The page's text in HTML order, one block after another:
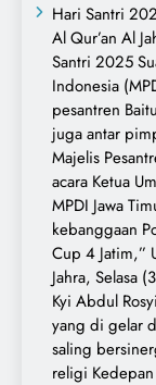
Hari Santri
Al Qur’an Al
Santri 2025
Indonesia
pesantren
juga antar
Majelis
acara Ketua
MPDI Jawa
kebanggaan
Cup 4 Jatim,”
Jahra, Selasa
Kyi Abdul
yang di gelar
saling
religi